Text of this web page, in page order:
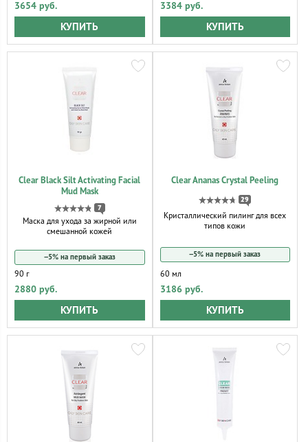
3654 руб.
КУПИТЬ
3384 руб.
КУПИТЬ
Clear Black Silt Activating Facial
Mud Mask
7
Маска для ухода за жирной или
смешанной кожей
−5% на первый заказ
90 г
2880 руб.
КУПИТЬ
Clear Ananas Crystal Peeling
29
Кристаллический пилинг для всех
типов кожи
−5% на первый заказ
60 мл
3186 руб.
КУПИТЬ